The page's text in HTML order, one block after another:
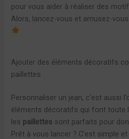
pour vous aider à réaliser des
Alors, lancez-vous et amusez-
Ajouter des éléments décoratifs
paillettes
Personnaliser un jean, c’est aussi
éléments décoratifs qui font toute
les paillettes sont parfaits pour
Prêt à vous lancer ? C’est simple